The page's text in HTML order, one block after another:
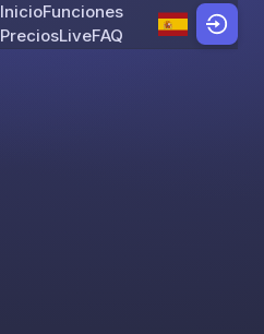
Skip to content
InicioFunciones
PreciosLiveFAQ